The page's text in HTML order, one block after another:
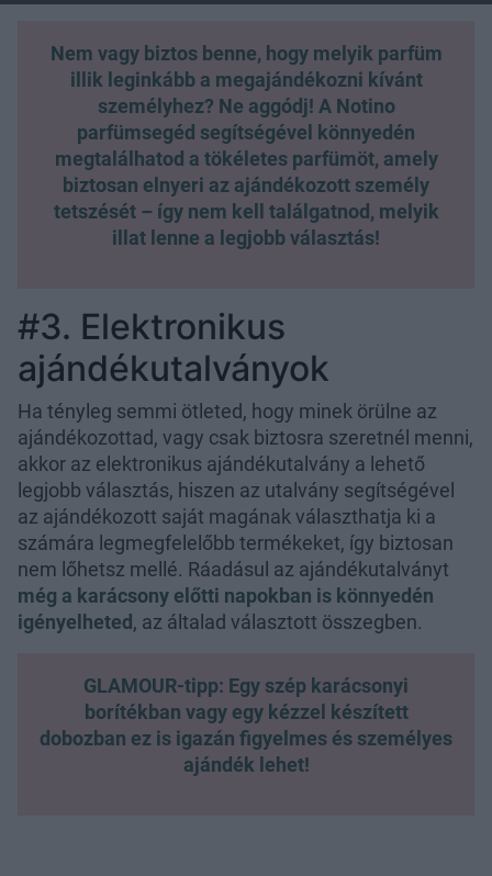
Nem vagy biztos benne, hogy melyik parfüm
illik leginkább a megajándékozni kívánt
személyhez? Ne aggódj! A Notino
parfümsegéd segítségével könnyedén
megtalálhatod a tökéletes parfümöt, amely
biztosan elnyeri az ajándékozott személy
tetszését – így nem kell találgatnod, melyik
illat lenne a legjobb választás!
#3. Elektronikus
ajándékutalványok
Ha tényleg semmi ötleted, hogy minek örülne az
ajándékozottad, vagy csak biztosra szeretnél menni,
akkor az elektronikus ajándékutalvány a lehető
legjobb választás, hiszen az utalvány segítségével
az ajándékozott saját magának választhatja ki a
számára legmegfelelőbb termékeket, így biztosan
nem lőhetsz mellé. Ráadásul az ajándékutalványt
még a karácsony előtti napokban is könnyedén
igényelheted, az általad választott összegben.
GLAMOUR-tipp: Egy szép karácsonyi
borítékban vagy egy kézzel készített
dobozban ez is igazán figyelmes és személyes
ajándék lehet!